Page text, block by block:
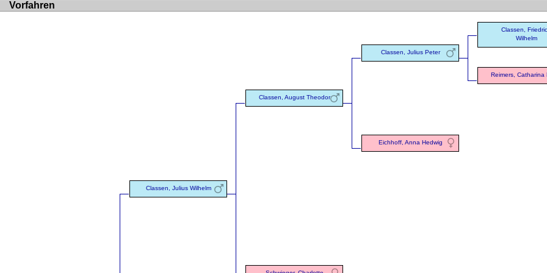
Vorfahren
Classen, Julius Wilhelm
Classen, August Theodor
Classen, Julius Peter
Classen,
Wilhelm
Reimers, Catharina
Eichhoff, Anna Hedwig